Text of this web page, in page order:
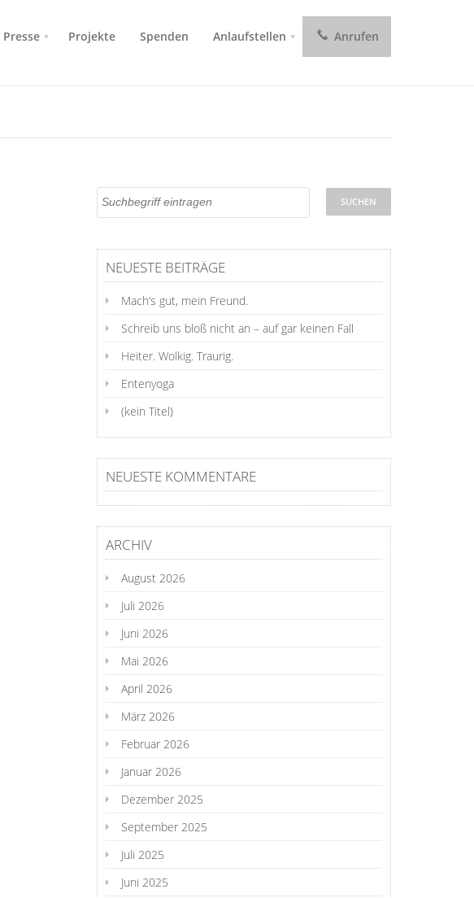
Presse Projekte Spenden Anlaufstellen Anrufen
NEUESTE BEITRÄGE
Mach’s gut, mein Freund.
Schreib uns bloß nicht an – auf gar keinen Fall
Heiter. Wolkig. Traurig.
Entenyoga
(kein Titel)
NEUESTE KOMMENTARE
ARCHIV
August 2026
Juli 2026
Juni 2026
Mai 2026
April 2026
März 2026
Februar 2026
Januar 2026
Dezember 2025
September 2025
Juli 2025
Juni 2025